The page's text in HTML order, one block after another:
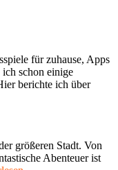
für zuhause, Apps
schon einige
berichte ich über
größeren Stadt. Von
Abenteuer ist